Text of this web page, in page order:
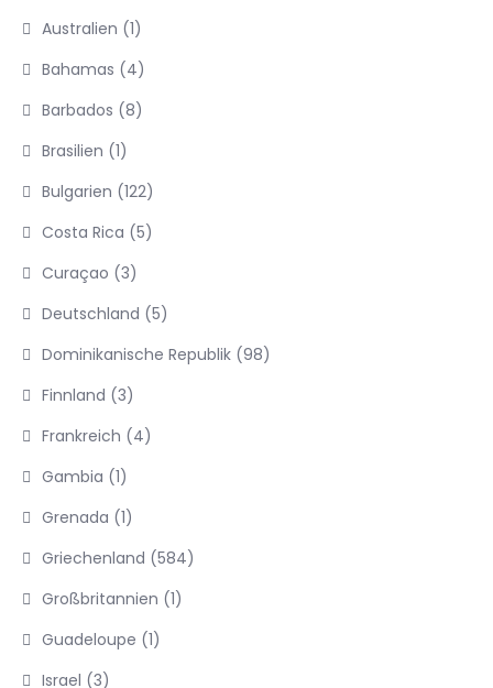
Australien (1)
Bahamas (4)
Barbados (8)
Brasilien (1)
Bulgarien (122)
Costa Rica (5)
Curaçao (3)
Deutschland (5)
Dominikanische Republik (98)
Finnland (3)
Frankreich (4)
Gambia (1)
Grenada (1)
Griechenland (584)
Großbritannien (1)
Guadeloupe (1)
Israel (3)